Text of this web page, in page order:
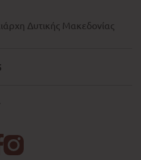
Δυτικής Μακεδονίας